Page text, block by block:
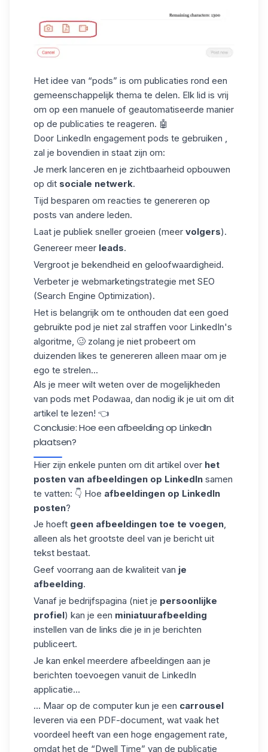
Het idee van “pods” is om publicaties rond een
gemeenschappelijk thema te delen. Elk lid is vrij
om op een manuele of geautomatiseerde manier
op de publicaties te reageren. 🤖
Door LinkedIn engagement pods te gebruiken ,
zal je bovendien in staat zijn om:
Je merk lanceren en je zichtbaarheid opbouwen
op dit sociale netwerk.
Tijd besparen om reacties te genereren op
posts van andere leden.
Laat je publiek sneller groeien (meer volgers).
Genereer meer leads.
Vergroot je bekendheid en geloofwaardigheid.
Verbeter je webmarketingstrategie met SEO
(Search Engine Optimization).
Het is belangrijk om te onthouden dat een goed
gebruikte pod je niet zal straffen voor LinkedIn's
algoritme , 🥴 zolang je niet probeert om
duizenden likes te genereren alleen maar om je
ego te strelen...
Als je meer wilt weten over de mogelijkheden
van pods met Podawaa , dan nodig ik je uit om dit
artikel te lezen! 👈
Conclusie: Hoe een afbeelding op LinkedIn
plaatsen?
Hier zijn enkele punten om dit artikel over het
posten van afbeeldingen op LinkedIn samen
te vatten: 👇 Hoe afbeeldingen op LinkedIn
posten?
Je hoeft geen afbeeldingen toe te voegen,
alleen als het grootste deel van je bericht uit
tekst bestaat.
Geef voorrang aan de kwaliteit van je
afbeelding.
Vanaf je bedrijfspagina (niet je persoonlijke
profiel) kan je een miniatuurafbeelding
instellen van de links die je in je berichten
publiceert.
Je kan enkel meerdere afbeeldingen aan je
berichten toevoegen vanuit de LinkedIn
applicatie...
... Maar op de computer kun je een carrousel
leveren via een PDF-document, wat vaak het
voordeel heeft van een hoge engagement rate,
omdat het de “Dwell Time” van de publicatie